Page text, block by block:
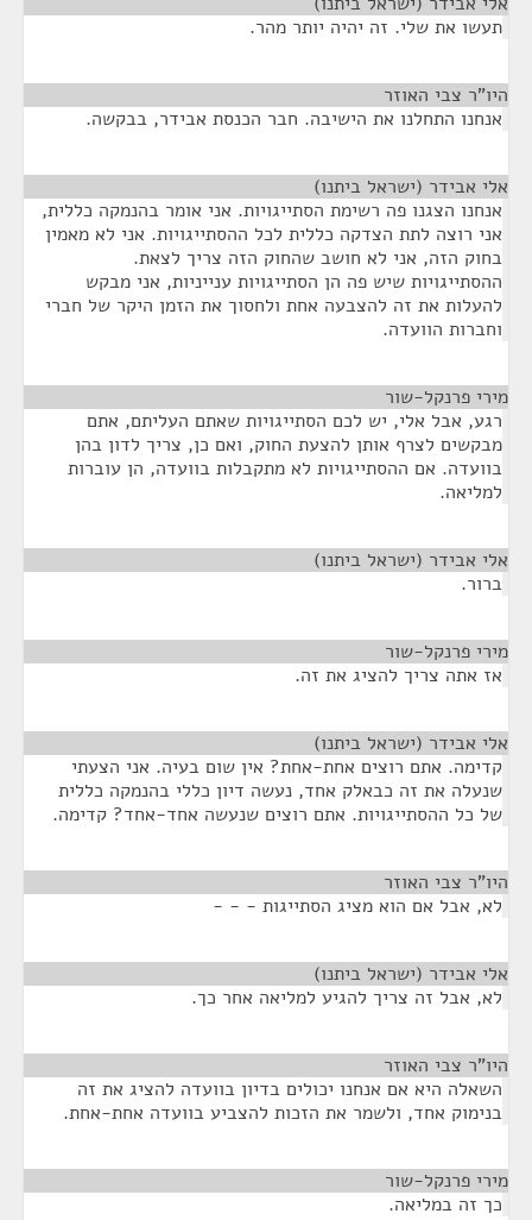
תעשו את שלי. זה יהיה יותר מהר.
היו"ר צבי האוזר
אנחנו התחלנו את הישיבה. חבר הכנסת אבידר, בבקשה.
אלי אבידר (ישראל ביתנו)
אנחנו הצגנו פה רשימת הסתייגויות. אני אומר בהנמקה כללית,
אני רוצה לתת הצדקה כללית לכל ההסתייגויות. אני לא מאמין
בחוק הזה, אני לא חושב שהחוק הזה צריך לצאת.
ההסתייגויות שיש פה הן הסתייגויות ענייניות, אני מבקש
להעלות את זה להצבעה אחת ולחסוך את הזמן היקר של חברי
וחברות הוועדה.
מירי פרנקל-שור
רגע, אבל אלי, יש לכם הסתייגויות שאתם העליתם, אתם
מבקשים לצרף אותן להצעת החוק, ואם כן, צריך לדון בהן
בוועדה. אם ההסתייגויות לא מתקבלות בוועדה, הן עוברות
למליאה.
אלי אבידר (ישראל ביתנו)
ברור.
מירי פרנקל-שור
אז אתה צריך להציג את זה.
אלי אבידר (ישראל ביתנו)
קדימה. אתם רוצים אחת-אחת? אין שום בעיה. אני הצעתי
שנעלה את זה כבאלק אחד, נעשה דיון כללי בהנמקה כללית
של כל ההסתייגויות. אתם רוצים שנעשה אחד-אחד? קדימה.
היו"ר צבי האוזר
לא, אבל אם הוא מציג הסתייגות - - -
אלי אבידר (ישראל ביתנו)
לא, אבל זה צריך להגיע למליאה אחר כך.
היו"ר צבי האוזר
השאלה היא אם אנחנו יכולים בדיון בוועדה להציג את זה
בנימוק אחד, ולשמר את הזכות להצביע בוועדה אחת-אחת.
מירי פרנקל-שור
כך זה במליאה.